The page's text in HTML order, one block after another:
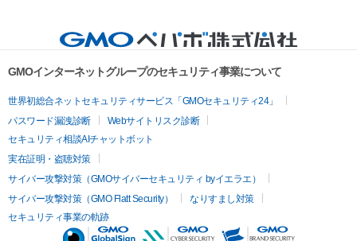
GMOインターネットグループのセキュリティ事業について
世界初総合ネットセキュリティサービス「GMOセキュリティ24」
パスワード漏洩診断
Webサイトリスク診断
セキュリティ相談AIチャットボット
実在証明・盗聴対策
サイバー攻撃対策（GMOサイバーセキュリティ byイエラエ）
サイバー攻撃対策（GMO Flatt Security）
なりすまし対策
セキュリティ事業の軌跡